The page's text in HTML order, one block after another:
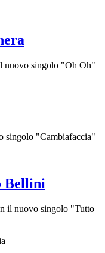
nuovo singolo "Oh Oh"
singolo "Cambiafaccia"
Bellini
il nuovo singolo "Tutto